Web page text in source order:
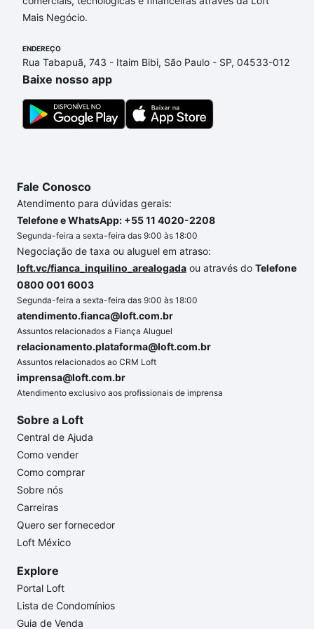
adequar ao seu orçamento. Se ainda tem alguma
compra, veja em nosso portal
um apartamento
e conte com a gente para comprar
o imóvel dos seus sonhos com segurança e
conforto. Loft, com você até as chaves.
Mais Negócio.
ENDEREÇO
Rua Tabapuã, 743 - Itaim Bibi, São Paulo - SP, 04533-012
Baixe nosso app
Fale Conosco
Atendimento para dúvidas gerais:
Telefone e WhatsApp: +55 11 4020-2208
Segunda-feira a sexta-feira das 9:00 às 18:00
Negociação de taxa ou aluguel em atraso:
loft.vc/fianca_inquilino_arealogada ou através do Telefone
0800 001 6003
Segunda-feira a sexta-feira das 9:00 às 18:00
atendimento.fianca@loft.com.br
Assuntos relacionados a Fiança Aluguel
relacionamento.plataforma@loft.com.br
Assuntos relacionados ao CRM Loft
imprensa@loft.com.br
Atendimento exclusivo aos profissionais de imprensa
Sobre a Loft
Central de Ajuda
Como vender
Como comprar
Sobre nós
Carreiras
Quero ser fornecedor
Loft México
Explore
Portal Loft
Lista de Condomínios
Guia de Venda